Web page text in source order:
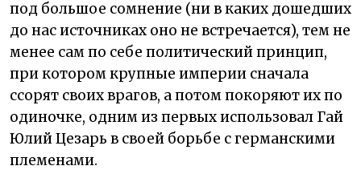
под большое сомнение (ни в каких дошедших
до нас источниках оно не встречается), тем не
менее сам по себе политический принцип,
при котором крупные империи сначала
ссорят своих врагов, а потом покоряют их по
одиночке, одним из первых использовал Гай
Юлий Цезарь в своей борьбе с германскими
племенами.